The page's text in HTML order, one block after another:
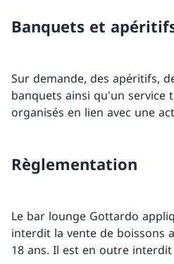
Banquets et
Sur demande, des apéritifs,
banquets ainsi qu'un service
organisés en lien avec une
Règlementation
Le bar lounge Gottardo
interdit la vente de boissons
18 ans. Il est en outre interdit